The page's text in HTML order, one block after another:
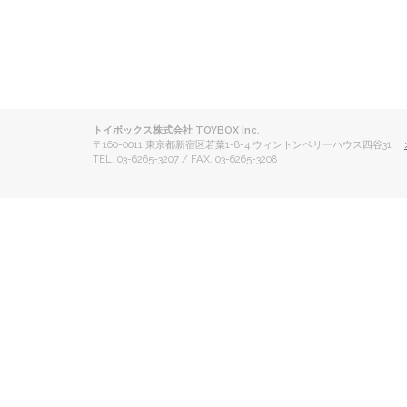
トイボックス株式会社 TOYBOX Inc.
〒160-0011 東京都新宿区若葉1-8-4 ウィントンベリーハウス四谷31
TEL. 03-6265-3207 / FAX. 03-6265-3208